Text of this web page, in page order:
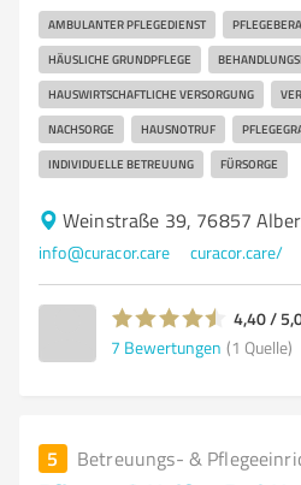
AMBULANTER PFLEGEDIENST
HÄUSLICHE GRUNDPFLEGE
HAUSWIRTSCHAFTLICHE VERSORGUNG
NACHSORGE HAUSNOTRUF
INDIVIDUELLE BETREUUNG FÜRSORGE
Weinstraße 39, 76857
info@curacor.care curacor.care/
4,40 /
7 Bewertungen (1 Quelle)
5 Betreuungs- &